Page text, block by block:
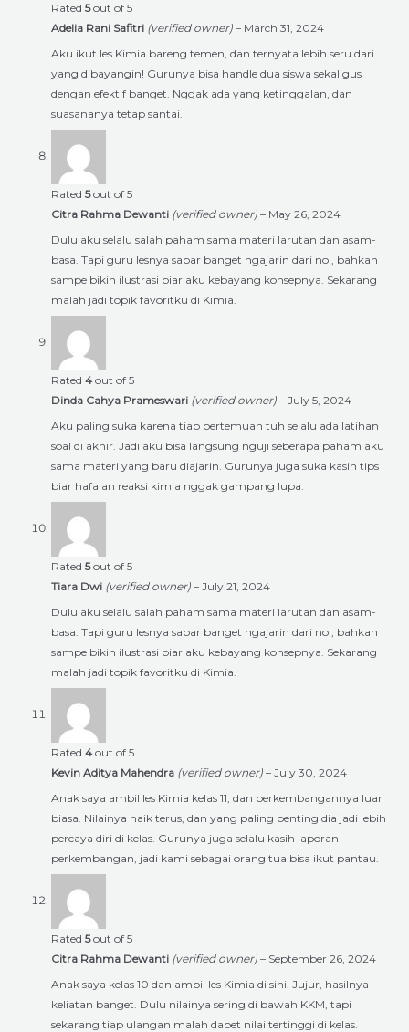
Rated 5out of 5
Adelia Rani Safitri (verified owner) – March 31, 2024
Aku ikut les Kimia bareng temen, dan ternyata lebih seru dari
yang dibayangin! Gurunya bisa handle dua siswa sekaligus
dengan efektif banget. Nggak ada yang ketinggalan, dan
suasananya tetap santai.
Rated 5out of 5
Citra Rahma Dewanti (verified owner) – May 26, 2024
Dulu aku selalu salah paham sama materi larutan dan asam-
basa. Tapi guru lesnya sabar banget ngajarin dari nol, bahkan
sampe bikin ilustrasi biar aku kebayang konsepnya. Sekarang
malah jadi topik favoritku di Kimia.
Rated 4 out of 5
Dinda Cahya Prameswari (verified owner) – July 5, 2024
Aku paling suka karena tiap pertemuan tuh selalu ada latihan
soal di akhir. Jadi aku bisa langsung nguji seberapa paham aku
sama materi yang baru diajarin. Gurunya juga suka kasih tips
biar hafalan reaksi kimia nggak gampang lupa.
Rated 5out of 5
Tiara Dwi (verified owner) – July 21, 2024
Dulu aku selalu salah paham sama materi larutan dan asam-
basa. Tapi guru lesnya sabar banget ngajarin dari nol, bahkan
sampe bikin ilustrasi biar aku kebayang konsepnya. Sekarang
malah jadi topik favoritku di Kimia.
Rated 4 out of 5
Kevin Aditya Mahendra (verified owner) – July 30, 2024
Anak saya ambil les Kimia kelas 11, dan perkembangannya luar
biasa. Nilainya naik terus, dan yang paling penting dia jadi lebih
percaya diri di kelas. Gurunya juga selalu kasih laporan
perkembangan, jadi kami sebagai orang tua bisa ikut pantau.
Rated 5out of 5
Citra Rahma Dewanti (verified owner) – September 26, 2024
Anak saya kelas 10 dan ambil les Kimia di sini. Jujur, hasilnya
keliatan banget. Dulu nilainya sering di bawah KKM, tapi
sekarang tiap ulangan malah dapet nilai tertinggi di kelas.